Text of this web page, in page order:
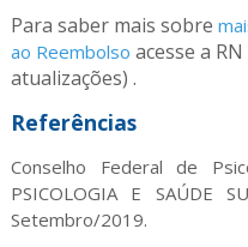
Para saber mais sobre
ao Reembolso acesse a
atualizações) .
Referências
Conselho Federal de
PSICOLOGIA E SAÚDE
Setembro/2019.